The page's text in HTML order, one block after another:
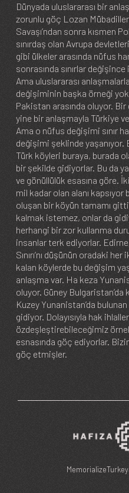
Dünyada uluslararası bir
zorunlu göç Lozan
Savaşı’ndan sonra kısmen
sınırdaş olan Avrupa
gibi ülkeler arasında nüfus
sonrasında sınırlar
Ama uluslararası
değişiminin başka örneği
Pakistan arasında oluyor. Bir
yine bir anlaşmayla Türkiye
Ama o nüfus değişimi sınır
değişimi şeklinde yaşanıyor.
Türk köyleri buraya, burada
bir şekilde gidiyorlar. Bu da
ve gönüllülük esasına göre.
mil kadar olan alanı
oluşan bir köyün tamamı
kalmak istemez, onlar da
herhangi bir zor kullanma
insanlar terk ediyorlar.
Sınırı’nı düşünün oradaki
kalan köylerde bu değişim
anlaşma var. Ha keza
oluyor. Güney Bulgaristan’da
Kuzey Yunanistan’da
gidiyor. Dolayısıyla hak
özdeşleştirebileceğimiz
esnasında göç ediyorlar.
göç etmişler.